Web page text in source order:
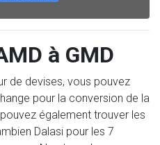
à GMD
de devises, vous pouvez
pour la conversion de la
également trouver les
Dalasi pour les 7